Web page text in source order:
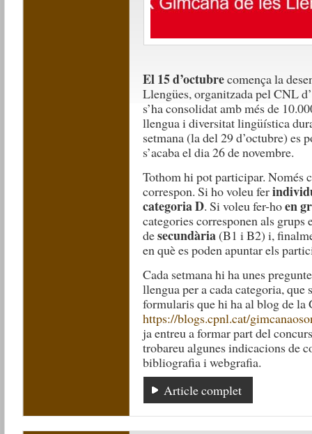
El 15 d’octubrecomença la
Llengües, organitzada pel CNL
s’ha consolidat amb més de
llengua i diversitat lingüística
setmana (la del 29 d’octubre) es
s’acaba el dia 26 de novembre.
Tothom hi pot participar. Només
correspon. Si ho voleu fer
categoria D. Si voleu fer-hoen
categories corresponen als grups
desecundària (B1 i B2) i,
en què es poden apuntar els
Cada setmana hi ha unes
llengua per a cada categoria, que
formularis que hi ha al blog de la
https://blogs.cpnl.cat/
ja entreu a formar part del
trobareu algunes indicacions de
bibliografia i webgrafia.
Article complet